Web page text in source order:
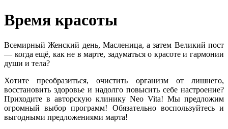
Время красоты
Всемирный Женский день, Масленица, а затем Великий пост
— когда ещё, как не в марте, задуматься о красоте и гармонии
души и тела?
Хотите преобразиться, очистить организм от лишнего,
восстановить здоровье и надолго повысить себе настроение?
Приходите в авторскую клинику Neo Vita! Мы предложим
огромный выбор программ! Обязательно воспользуйтесь и
выгодными предложениями марта!